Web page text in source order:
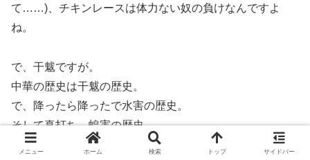
て……)、チキンレースは体力ない奴の負けなんですよ
ね。
で、干魃ですが。
中華の歴史は干魃の歴史。
で、降ったら降ったで水害の歴史。
そして真打ち、蝗害の歴史。
王朝が倒れる前は災害が続くそうで(災害が続くから倒れ
メニュー ホーム 検索 トップ サイドバー